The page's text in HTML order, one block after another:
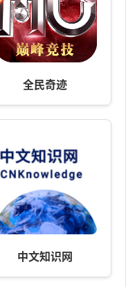
全民奇迹
中文知识网